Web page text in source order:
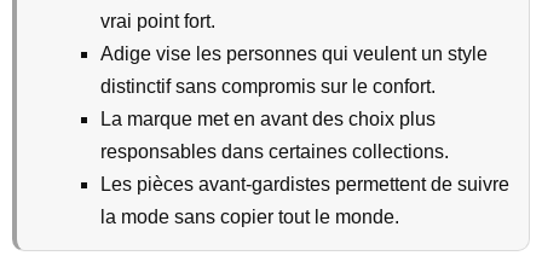
vrai point fort.
Adige vise les personnes qui veulent un style
distinctif sans compromis sur le confort.
La marque met en avant des choix plus
responsables dans certaines collections.
Les pièces avant-gardistes permettent de suivre
la mode sans copier tout le monde.